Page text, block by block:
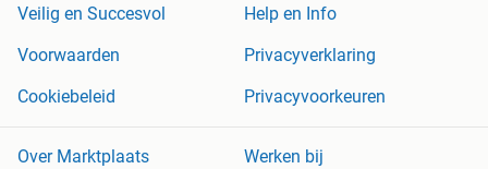
Veilig en Succesvol
Help en Info
Voorwaarden
Privacyverklaring
Cookiebeleid
Privacyvoorkeuren
Over Marktplaats
Werken bij